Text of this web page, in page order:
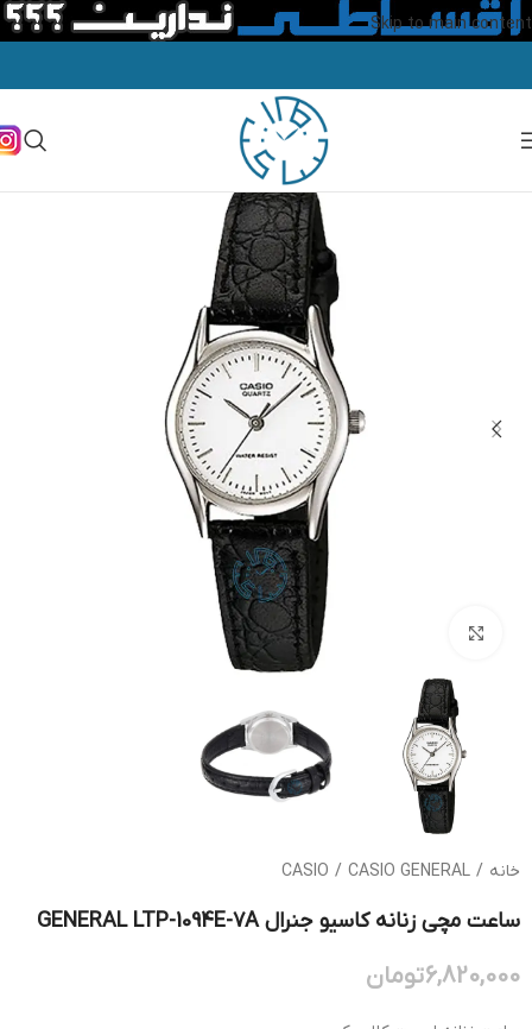
Skip to main content
خانه /
CASIO / CASIO GENERAL
ساعت مچی زنانه کاسیو جنرال GENERAL LTP-1094E-7A
6,820,000تومان